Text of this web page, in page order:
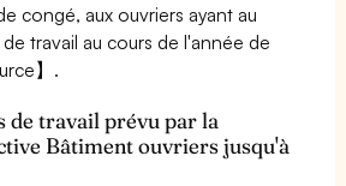
congé, aux ouvriers ayant au
travail au cours de l'année de
】.
de travail prévu par la
Bâtiment ouvriers jusqu'à